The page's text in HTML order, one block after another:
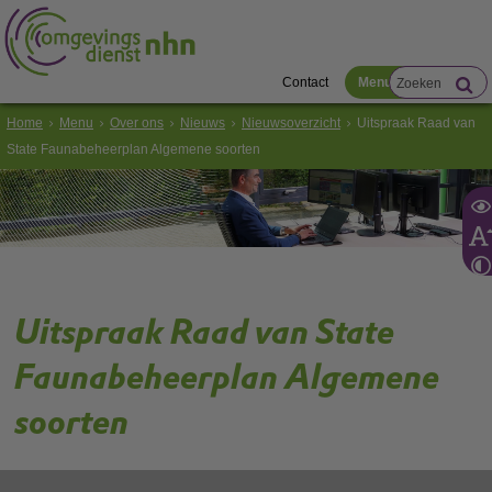
Contact Menu
Home Menu Over ons Nieuws Nieuwsoverzicht
Uitspraak Raad van
State Faunabeheerplan Algemene soorten
Uitspraak Raad van State
Faunabeheerplan Algemene
soorten